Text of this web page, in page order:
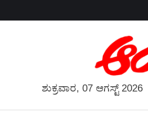
ಶುಕ್ರವಾರ, 07 ಆಗಸ್ಟ್ 2026